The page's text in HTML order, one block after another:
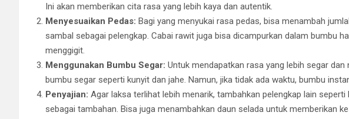
Ini akan memberikan cita rasa yang lebih kaya dan autentik.
Menyesuaikan Pedas: Bagi yang menyukai rasa pedas, bisa menambah
sambal sebagai pelengkap. Cabai rawit juga bisa dicampurkan dalam bumbu
menggigit.
Menggunakan Bumbu Segar: Untuk mendapatkan rasa yang lebih segar
bumbu segar seperti kunyit dan jahe. Namun, jika tidak ada waktu, bumbu
Penyajian: Agar laksa terlihat lebih menarik, tambahkan pelengkap lain
sebagai tambahan. Bisa juga menambahkan daun selada untuk memberikan